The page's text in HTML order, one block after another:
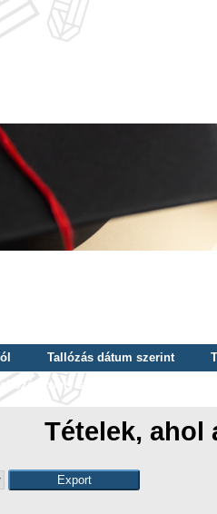
Tallózás dátum szerint
nyelv szerint
Tételek, ahol